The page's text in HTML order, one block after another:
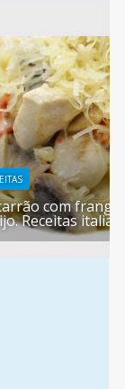
com frango
Receitas